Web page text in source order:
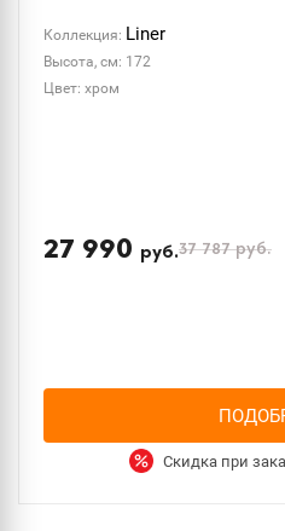
Коллекция: Liner
Высота, см: 172
Цвет: хром
27 990 руб.37 787руб.
Скидка при